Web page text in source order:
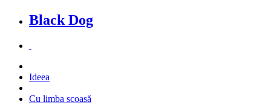
Black Dog
Ideea
Cu limba scoasă